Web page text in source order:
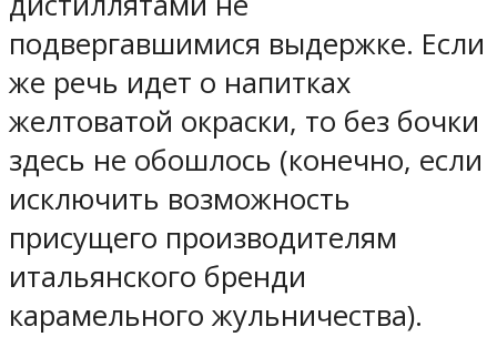
подвергавшимися выдержке. Если
же речь идет о напитках
желтоватой окраски, то без бочки
здесь не обошлось (конечно, если
исключить возможность
присущего производителям
итальянского бренди
карамельного жульничества).